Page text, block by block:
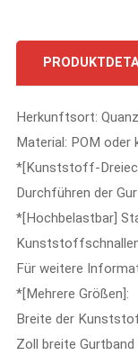
Herkunftsort:
Material: POM oder
*[Kunststoff-
Durchführen der
*[Hochbelastbar]
Für weitere
*[Mehrere Größen]:
Breite der
Zoll breite